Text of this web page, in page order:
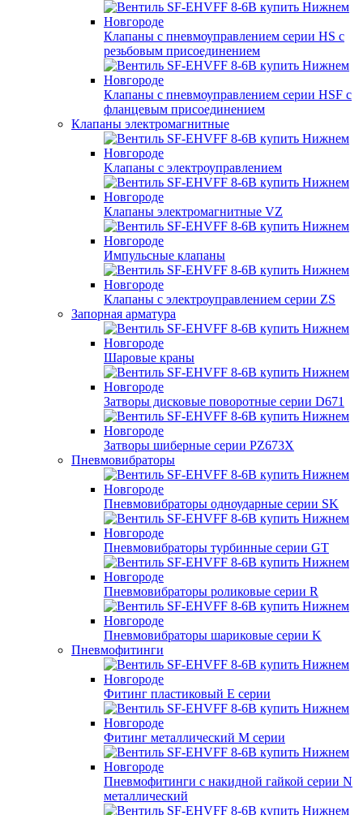
Клапаны с пневмоуправлением серии HS с
резьбовым присоединением
Клапаны с пневмоуправлением серии HSF с
фланцевым присоединением
Клапаны электромагнитные
Kлапаны с электроуправлением
Клапаны электромагнитные VZ
Импульсные клапаны
Клапаны с электроуправлением серии ZS
Запорная арматура
Шаровые краны
Затворы дисковые поворотные серии D671
Затворы шиберные серии PZ673X
Пневмовибраторы
Пневмовибраторы одноударные серии SK
Пневмовибраторы турбинные серии GT
Пневмовибраторы роликовые серии R
Пневмовибраторы шариковые серии K
Пневмофитинги
Фитинг пластиковый E серии
Фитинг металлический M серии
Пневмофитинги с накидной гайкой серии N
металлический